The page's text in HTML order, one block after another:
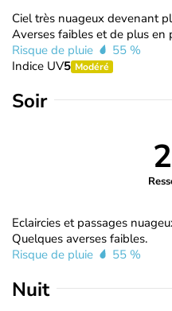
Ciel très nuageux devenant
Averses faibles et de plus en
Risque de pluie
55 %
Indice UV5 Modéré
Soir
Eclaircies et passages
Quelques averses faibles.
Risque de pluie
55 %
Nuit